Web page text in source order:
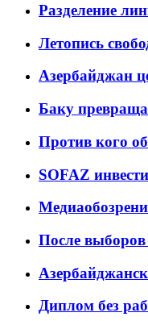
Разделение
Летопись
Азербайджан
Баку
Против кого
SOFAZ
После выборов
Диплом без